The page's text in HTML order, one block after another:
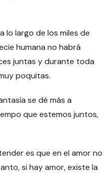
lo largo de los miles de
humana no habrá
juntas y durante toda
poquitas.
se dé más a
que estemos juntos,
es que en el amor no
si hay amor, existe la